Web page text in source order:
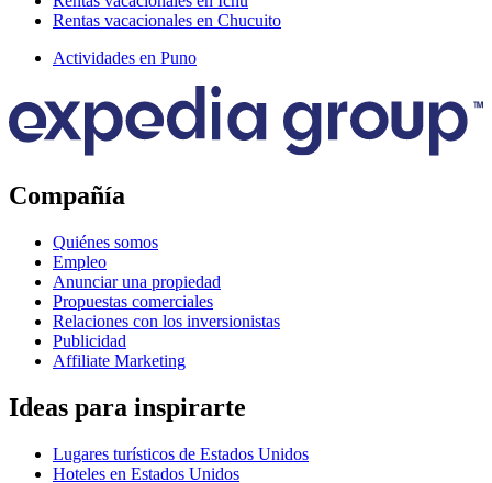
Rentas vacacionales en Chucuito
Actividades en Puno
Compañía
Quiénes somos
Empleo
Anunciar una propiedad
Propuestas comerciales
Relaciones con los inversionistas
Publicidad
Affiliate Marketing
Ideas para inspirarte
Lugares turísticos de Estados Unidos
Hoteles en Estados Unidos